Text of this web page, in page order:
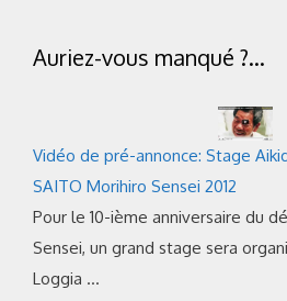
Auriez-vous manqué ?…
Vidéo de pré-annonce: Stage
SAITO Morihiro Sensei 2012
Pour le 10-ième anniversaire du
Sensei, un grand stage sera
Loggia …